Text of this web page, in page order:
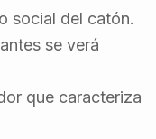
social del catón.
se verá
que caracteriza